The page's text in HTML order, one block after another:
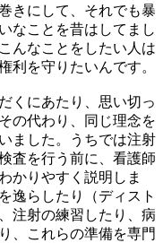
きにして、それでも暴
なことを昔はしてまし
んなことをしたい人は
利を守りたいんです。
くにあたり、思い切っ
の代わり、同じ理念を
ました。うちでは注射
査を行う前に、看護師
かりやすく説明しま
逸らしたり（ディスト
注射の練習したり、病
、これらの準備を専門